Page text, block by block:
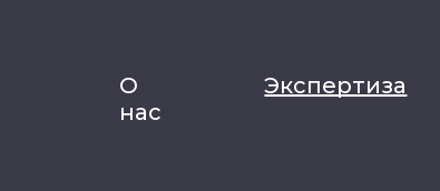
О
нас
Экспертиза